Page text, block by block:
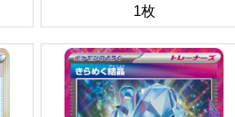
1枚